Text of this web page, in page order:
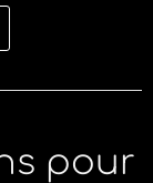
pour